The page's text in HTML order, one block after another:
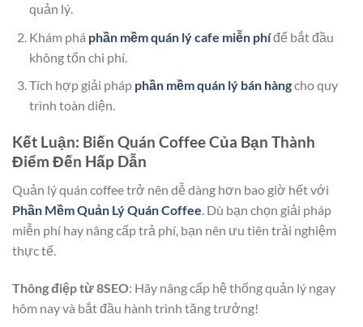
quản lý.
Khám phá phần mềm quán lý cafe miễn phíđể bắt đầu
không tốn chi phí.
Tích hợp giải pháp phần mềm quán lý bán hàngcho quy
trình toàn diện.
Kết Luận: Biến Quán Coffee Của Bạn Thành
Điểm Đến Hấp Dẫn
Quản lý quán coffee trở nên dễ dàng hơn bao giờ hết với
Phần Mềm Quản Lý Quán Coffee. Dù bạn chọn giải pháp
miễn phí hay nâng cấp trả phí, bạn nên ưu tiên trải nghiệm
thực tế.
Thông điệp từ 8SEO: Hãy nâng cấp hệ thống quản lý ngay
hôm nay và bắt đầu hành trình tăng trưởng!